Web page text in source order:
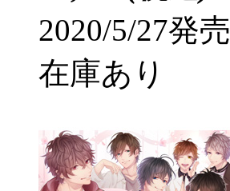
2020/5/27発売
在庫あり